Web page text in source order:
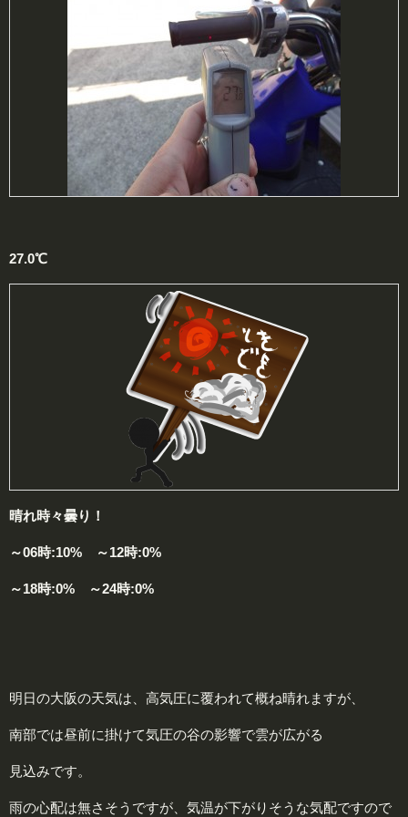
27.0℃
晴れ時々曇り！
～06時:10% ～12時:0%
～18時:0% ～24時:0%
明日の大阪の天気は、高気圧に覆われて概ね晴れますが、
南部では昼前に掛けて気圧の谷の影響で雲が広がる
見込みです。
雨の心配は無さそうですが、気温が下がりそうな気配ですので